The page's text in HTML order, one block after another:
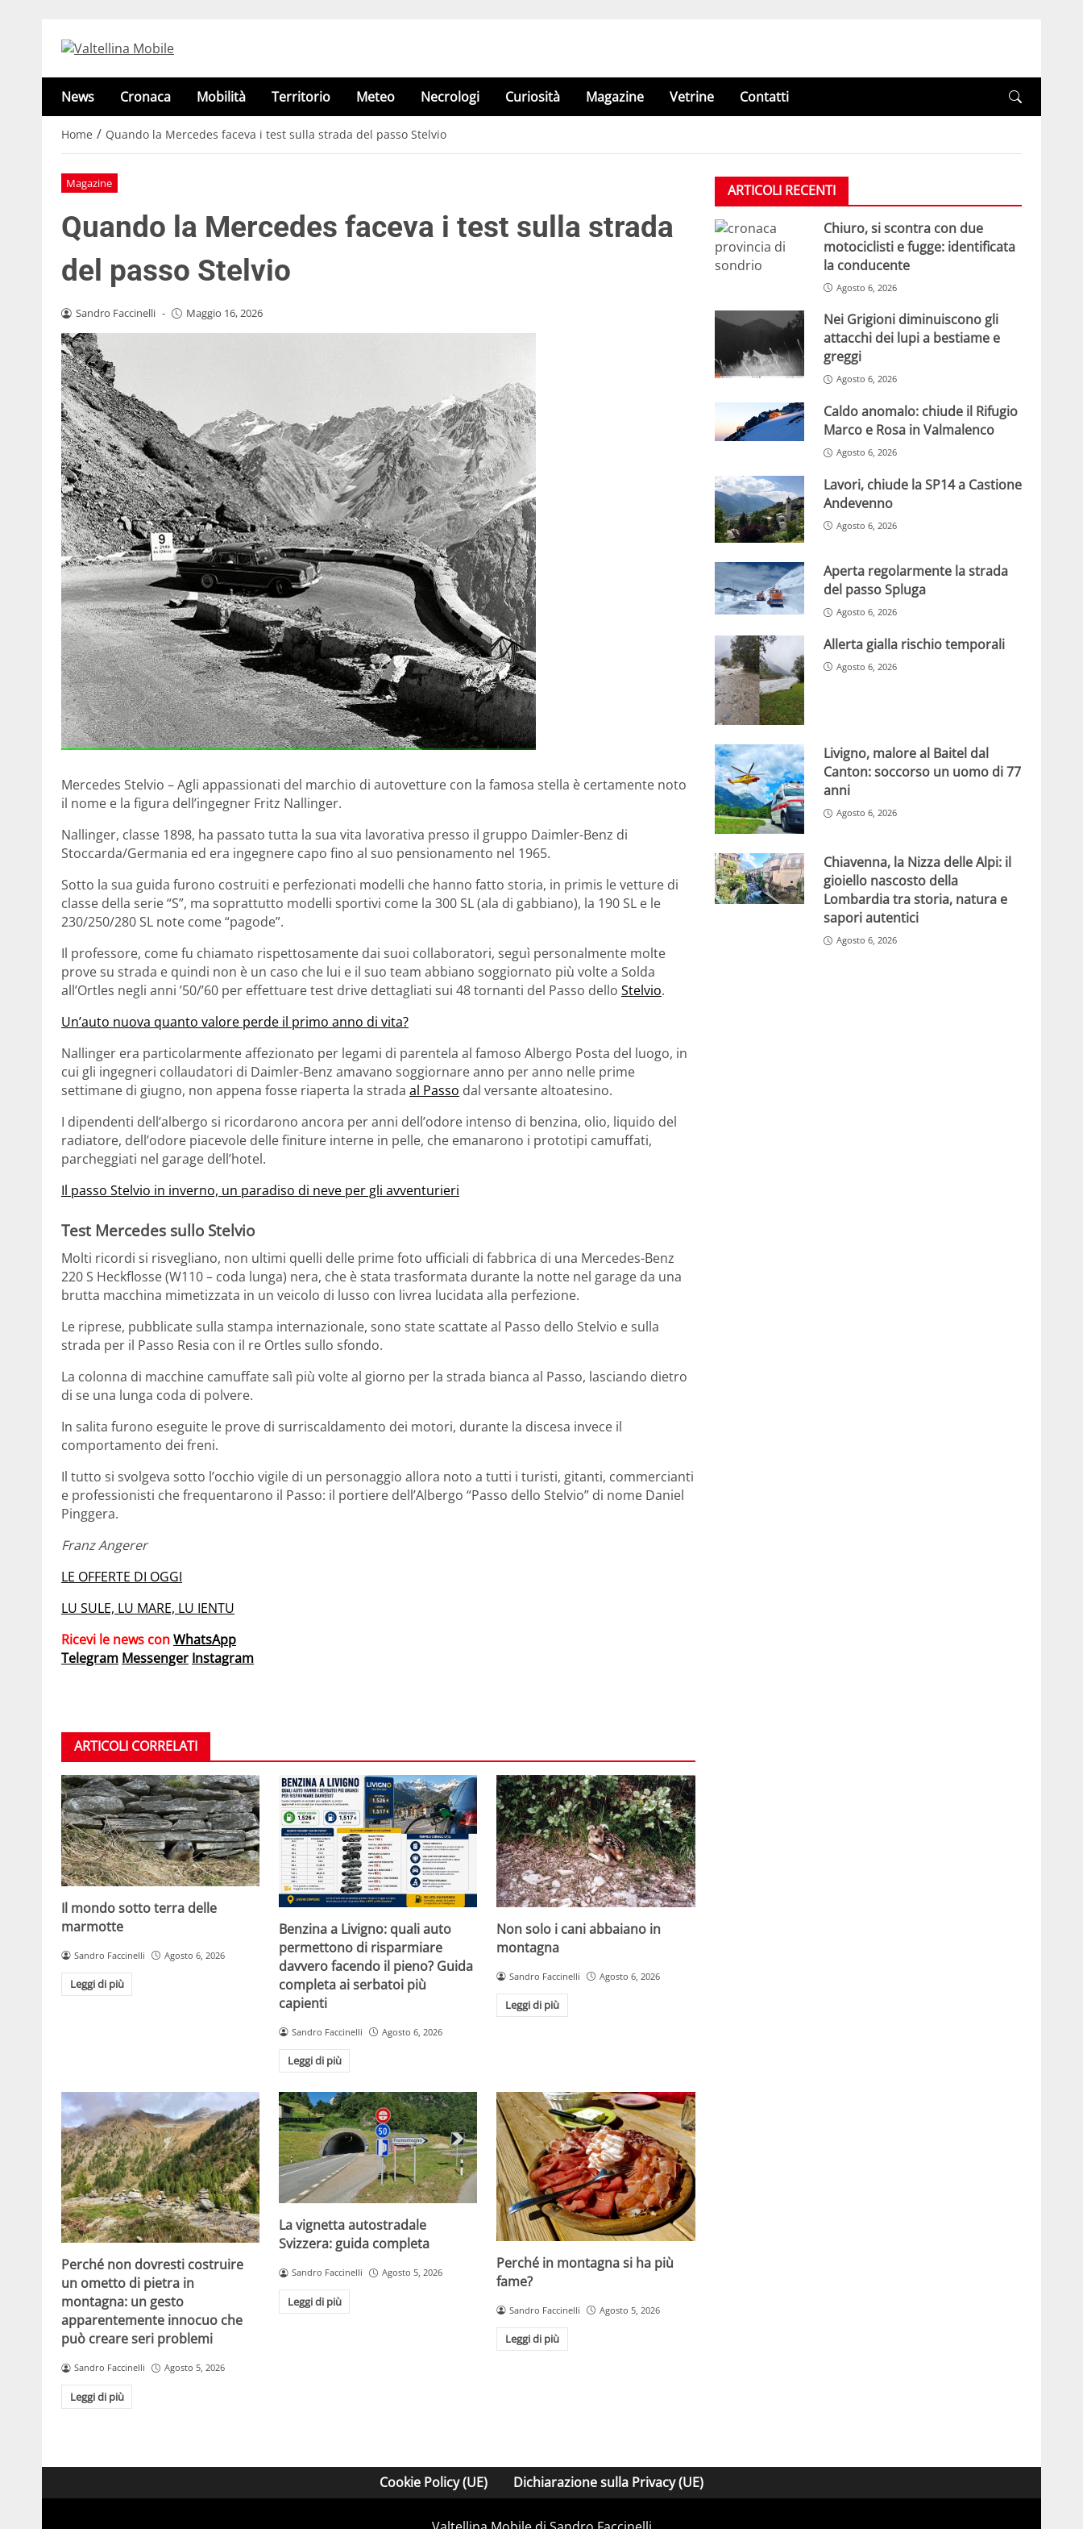
News Cronaca Mobilità Territorio Meteo Necrologi Curiosità Magazine Vetrine Contatti
Home / Quando la Mercedes faceva i test sulla strada del passo Stelvio
Magazine
Quando la Mercedes faceva i test sulla strada
del passo Stelvio
Sandro Faccinelli - Maggio 16, 2026
Mercedes Stelvio – Agli appassionati del marchio di autovetture con la famosa stella è certamente noto
il nome e la figura dell’ingegner Fritz Nallinger.
Nallinger, classe 1898, ha passato tutta la sua vita lavorativa presso il gruppo Daimler-Benz di
Stoccarda/Germania ed era ingegnere capo fino al suo pensionamento nel 1965.
Sotto la sua guida furono costruiti e perfezionati modelli che hanno fatto storia, in primis le vetture di
classe della serie “S”, ma soprattutto modelli sportivi come la 300 SL (ala di gabbiano), la 190 SL e le
230/250/280 SL note come “pagode”.
Il professore, come fu chiamato rispettosamente dai suoi collaboratori, seguì personalmente molte
prove su strada e quindi non è un caso che lui e il suo team abbiano soggiornato più volte a Solda
all’Ortles negli anni ’50/’60 per effettuare test drive dettagliati sui 48 tornanti del Passo dello Stelvio.
Un’auto nuova quanto valore perde il primo anno di vita?
Nallinger era particolarmente affezionato per legami di parentela al famoso Albergo Posta del luogo, in
cui gli ingegneri collaudatori di Daimler-Benz amavano soggiornare anno per anno nelle prime
settimane di giugno, non appena fosse riaperta la strada al Passo dal versante altoatesino.
I dipendenti dell’albergo si ricordarono ancora per anni dell’odore intenso di benzina, olio, liquido del
radiatore, dell’odore piacevole delle finiture interne in pelle, che emanarono i prototipi camuffati,
parcheggiati nel garage dell’hotel.
Il passo Stelvio in inverno, un paradiso di neve per gli avventurieri
Test Mercedes sullo Stelvio
Molti ricordi si risvegliano, non ultimi quelli delle prime foto ufficiali di fabbrica di una Mercedes-Benz
220 S Heckflosse (W110 – coda lunga) nera, che è stata trasformata durante la notte nel garage da una
brutta macchina mimetizzata in un veicolo di lusso con livrea lucidata alla perfezione.
Le riprese, pubblicate sulla stampa internazionale, sono state scattate al Passo dello Stelvio e sulla
strada per il Passo Resia con il re Ortles sullo sfondo.
La colonna di macchine camuffate salì più volte al giorno per la strada bianca al Passo, lasciando dietro
di se una lunga coda di polvere.
In salita furono eseguite le prove di surriscaldamento dei motori, durante la discesa invece il
comportamento dei freni.
Il tutto si svolgeva sotto l’occhio vigile di un personaggio allora noto a tutti i turisti, gitanti, commercianti
e professionisti che frequentarono il Passo: il portiere dell’Albergo “Passo dello Stelvio” di nome Daniel
Pinggera.
Franz Angerer
LE OFFERTE DI OGGI
LU SULE, LU MARE, LU IENTU
Ricevi le news conWhatsApp
Telegram Messenger Instagram
ARTICOLI CORRELATI
Il mondo sotto terra delle
marmotte
Sandro Faccinelli Agosto 6, 2026
Leggi di più
Benzina a Livigno: quali auto
permettono di risparmiare
davvero facendo il pieno? Guida
completa ai serbatoi più
capienti
Sandro Faccinelli Agosto 6, 2026
Leggi di più
Non solo i cani abbaiano in
montagna
Sandro Faccinelli Agosto 6, 2026
Leggi di più
Perché non dovresti costruire
un ometto di pietra in
montagna: un gesto
apparentemente innocuo che
può creare seri problemi
Sandro Faccinelli Agosto 5, 2026
Leggi di più
La vignetta autostradale
Svizzera: guida completa
Sandro Faccinelli Agosto 5, 2026
Leggi di più
Perché in montagna si ha più
fame?
Sandro Faccinelli Agosto 5, 2026
Leggi di più
ARTICOLI RECENTI
Chiuro, si scontra con due
motociclisti e fugge: identificata
la conducente
Agosto 6, 2026
Nei Grigioni diminuiscono gli
attacchi dei lupi a bestiame e
greggi
Agosto 6, 2026
Caldo anomalo: chiude il Rifugio
Marco e Rosa in Valmalenco
Agosto 6, 2026
Lavori, chiude la SP14 a Castione
Andevenno
Agosto 6, 2026
Aperta regolarmente la strada
del passo Spluga
Agosto 6, 2026
Allerta gialla rischio temporali
Agosto 6, 2026
Livigno, malore al Baitel dal
Canton: soccorso un uomo di 77
anni
Agosto 6, 2026
Chiavenna, la Nizza delle Alpi: il
gioiello nascosto della
Lombardia tra storia, natura e
sapori autentici
Agosto 6, 2026
Cookie Policy (UE) Dichiarazione sulla Privacy (UE)